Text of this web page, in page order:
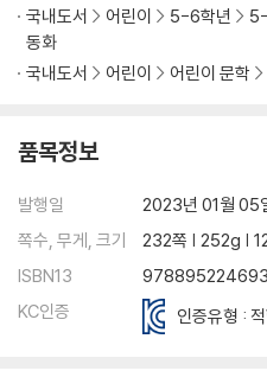
국내도서
어린이 5-6학년
동화
국내도서
어린이 어린이 문학
품목정보
발행일
2023년 01월 05
쪽수, 무게, 크기
232쪽 | 252g |
ISBN13
KC인증
인증유형 :